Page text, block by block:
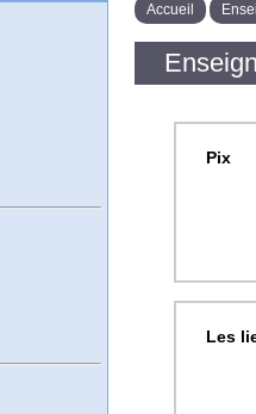
Accueil
Pix
Les